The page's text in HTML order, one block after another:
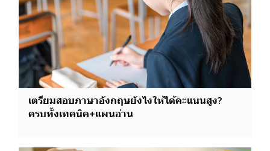
เตรียมสอบภาษาอังกฤษยังไงให้ได้คะแนนสูง?
ครบทั้งเทคนิค+แผนอ่าน